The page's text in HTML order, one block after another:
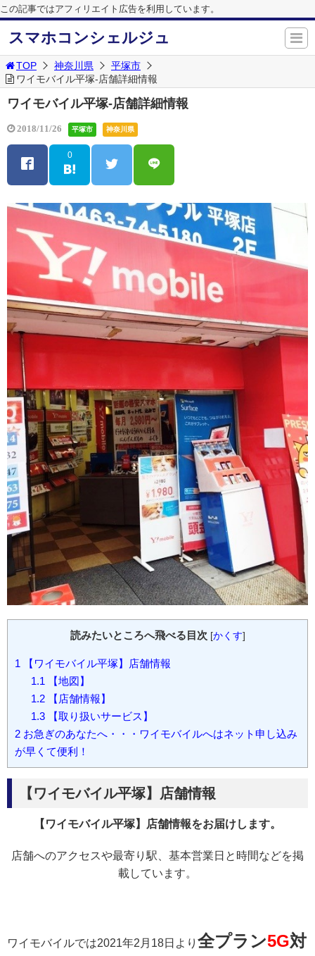
この記事ではアフィリエイト広告を利用しています。
スマホコンシェルジュ
TOP 神奈川県
平塚市
ワイモバイル平塚-店舗詳細情報
ワイモバイル平塚-店舗詳細情報
2018/11/26 平塚市 神奈川県
0
読みたいところへ飛べる目次 [かくす]
1 【ワイモバイル平塚】店舗情報
1.1 【地図】
1.2【店舗情報】
1.3【取り扱いサービス】
2 お急ぎのあなたへ・・・ワイモバイルへはネット申し込み
が早くて便利！
【ワイモバイル平塚】店舗情報
【ワイモバイル平塚】店舗情報をお届けします。
店舗へのアクセスや最寄り駅、基本営業日と時間などを掲
載しています。
ワイモバイルでは2021年2月18日より 全プラン5G対